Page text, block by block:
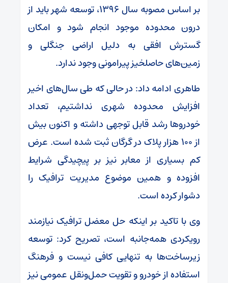
بر اساس مصوبه سال ۱۳۹۶، توسعه شهر باید از
درون محدوده موجود انجام شود و امکان
گسترش افقی به دلیل اراضی جنگلی و
زمین‌های حاصلخیز پیرامونی وجود ندارد.
طاهری ادامه داد: در حالی که طی سال‌های اخیر
افزایش محدوده شهری نداشتیم، تعداد
خودروها رشد قابل توجهی داشته و اکنون بیش
از ۱۰۰ هزار پلاک در گرگان ثبت شده است. عرض
کم بسیاری از معابر نیز بر پیچیدگی شرایط
افزوده و همین موضوع مدیریت ترافیک را
دشوار کرده است.
وی با تاکید بر اینکه حل معضل ترافیک نیازمند
رویکردی همه‌جانبه است، تصریح کرد: توسعه
زیرساخت‌ها به تنهایی کافی نیست و فرهنگ
استفاده از خودرو و تقویت حمل‌ونقل عمومی نیز